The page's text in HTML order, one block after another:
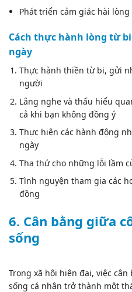
Phát triển cảm giác hài
Cách thực hành lòng từ
ngày
Thực hành thiền từ bi, gửi
người
Lắng nghe và thấu hiểu
cả khi bạn không đồng ý
Thực hiện các hành động
ngày
Tha thứ cho những lỗi lầm
Tình nguyện tham gia các
đồng
6. Cân bằng giữa
sống
Trong xã hội hiện đại, việc
sống cá nhân trở thành một